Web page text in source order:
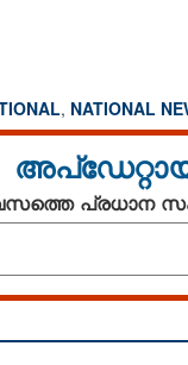
, NATIONAL
പ്രധാന
ഇ.ഡി കേസിൽ
മന്ത്രി അറസ്റ്റിൽ